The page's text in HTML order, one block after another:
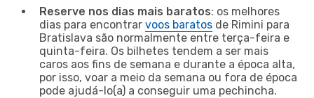
Reserve nos dias mais baratos: os melhores
dias para encontrar voos baratos de Rimini para
Bratislava são normalmente entre terça-feira e
quinta-feira. Os bilhetes tendem a ser mais
caros aos fins de semana e durante a época alta,
por isso, voar a meio da semana ou fora de época
pode ajudá-lo(a) a conseguir uma pechincha.